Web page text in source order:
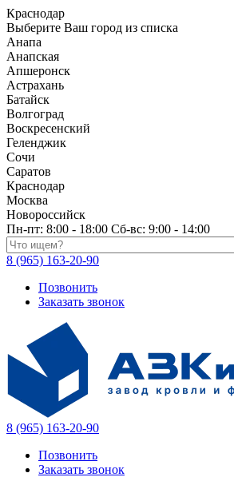
Краснодар
Выберите Ваш город из списка
Анапа
Анапская
Апшеронск
Астрахань
Батайск
Волгоград
Воскресенский
Геленджик
Сочи
Саратов
Краснодар
Москва
Новороссийск
Пн-пт: 8:00 - 18:00 Сб-вс: 9:00 - 14:00
Поиск по каталогу
8 (965) 163-20-90
Позвонить
Заказать звонок
8 (965) 163-20-90
Позвонить
Заказать звонок